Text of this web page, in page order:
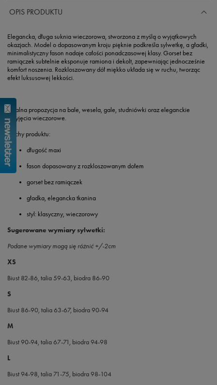
OPIS PRODUKTU
Elegancka, długa suknia wieczorowa, stworzona z myślą o wyjątkowych
okazjach. Model o dopasowanym kroju pięknie podkreśla sylwetkę, a gładki,
minimalistyczny fason nadaje całości ponadczasowej klasy. Gorset bez
ramiączek subtelnie eksponuje ramiona i dekolt, zapewniając jednocześnie
komfort noszenia. Rozkloszowany dół miękko układa się w ruchu, tworząc
efekt luksusowej lekkości.
Idealna propozycja na bale, wesela, gale, studniówki oraz eleganckie
przyjęcia wieczorowe.
Cechy produktu:
długość maxi
fason dopasowany z rozkloszowanym dołem
gorset bez ramiączek
gładka, elegancka tkanina
styl: klasyczny, wieczorowy
Sugerowane wymiary sylwetki:
Podane wymiary mogą się różnić +/-2cm
XS
Biust 82-86, talia 59-63, biodra 86-90
S
Biust 86-90, talia 63-67, biodra 90-94
M
Biust 90-94, talia 67-71, biodra 94-98
L
Biust 94-98, talia 71-75, biodra 98-104